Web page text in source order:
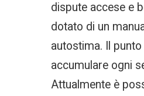
dispute accese e
dotato di un
autostima. Il
accumulare ogni
Attualmente è